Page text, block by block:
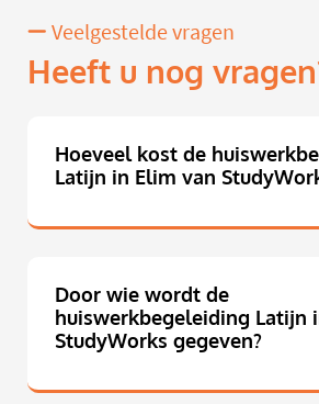
Veelgestelde vragen
Heeft u nog
Hoeveel kost de
Latijn in Elim van
Door wie wordt de
huiswerkbegeleiding Latijn
StudyWorks gegeven?